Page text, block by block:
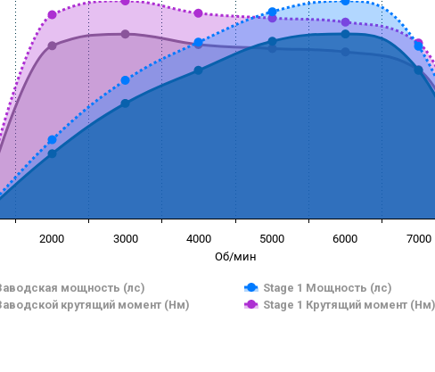
Об/мин
мощность (лс)
Stage 1 Мощность (лс)
крутящий момент (Нм)
Stage 1 Крутящий момент (Нм)
2000 3000 4000 5000 6000 7000